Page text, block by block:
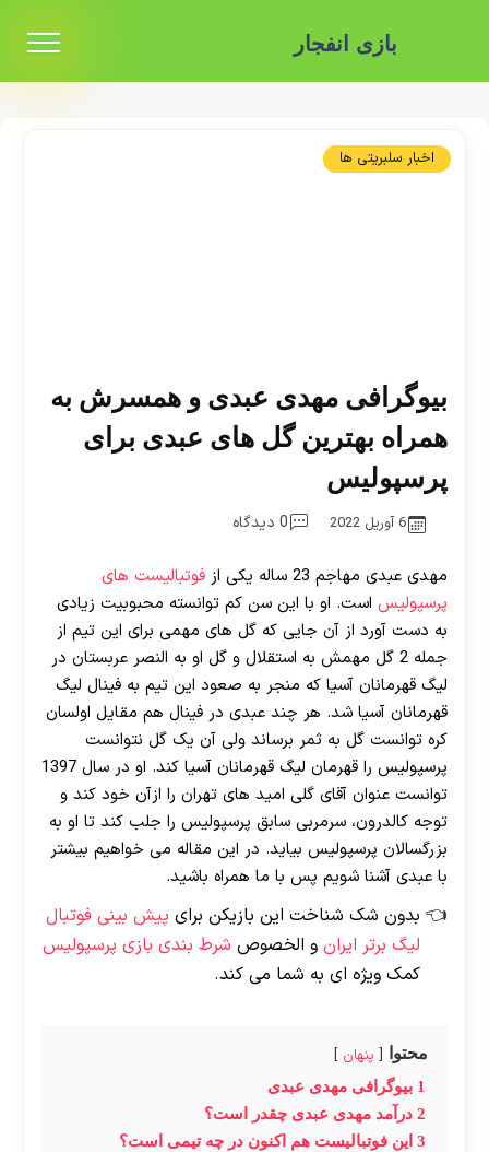
بازی انفجار
اخبار سلبریتی ها
بیوگرافی مهدی عبدی و همسرش به
همراه بهترین گل های عبدی برای
پرسپولیس
6 آوریل 2022 0 دیدگاه
مهدی عبدی مهاجم 23 ساله یکی از
فوتبالیست های
پرسپولیس است. او با این سن کم توانسته محبوبیت زیادی
به دست آورد از آن جایی که گل های مهمی برای این تیم از
جمله 2 گل مهمش به استقلال و گل او به النصر عربستان در
لیگ قهرمانان آسیا که منجر به صعود این تیم به فینال لیگ
قهرمانان آسیا شد. هر چند عبدی در فینال هم مقایل اولسان
کره توانست گل به ثمر برساند ولی آن یک گل نتوانست
پرسپولیس را قهرمان لیگ قهرمانان آسیا کند. او در سال 1397
توانست عنوان آقای گلی امید های تهران را ازآن خود کند و
توجه کالدرون، سرمربی سابق پرسپولیس را جلب کند تا او به
بزرگسالان پرسپولیس بیاید. در این مقاله می خواهیم بیشتر
با عبدی آشنا شویم پس با ما همراه باشید.
بدون شک شناخت این بازیکن برای پیش بینی فوتبال
لیگ برتر ایران و الخصوص شرط بندی بازی پرسپولیس
کمک ویژه ای به شما می کند.
محتوا پنهان
1 بیوگرافی مهدی عبدی
2 درآمد مهدی عبدی چقدر است؟
3 این فوتبالیست هم اکنون در چه تیمی است؟